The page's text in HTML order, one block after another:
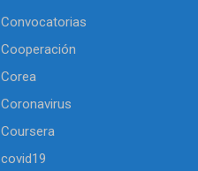
Convocatorias
Cooperación
Corea
Coronavirus
Coursera
covid19